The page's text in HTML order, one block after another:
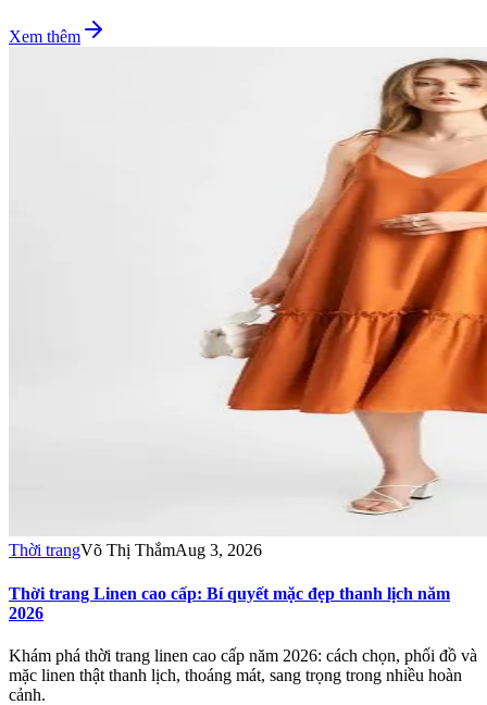
Xem thêm
Thời trangVõ Thị ThắmAug 3, 2026
Thời trang Linen cao cấp: Bí quyết mặc đẹp thanh lịch năm
2026
Khám phá thời trang linen cao cấp năm 2026: cách chọn, phối đồ và
mặc linen thật thanh lịch, thoáng mát, sang trọng trong nhiều hoàn
cảnh.